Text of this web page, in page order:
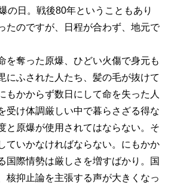
の日。戦後80年ということもあり
たのですが、日程が合わず、地元で
を奪った原爆、ひどい火傷で身元も
にふされた人たち、髪の毛が抜けて
もかからず数日にして命を失った人
受け体調厳しい中で暮らさざる得な
と原爆が使用されてはならない。そ
ていかなければならない。にもかか
国際情勢は厳しさを増すばかり。国
核抑止論を主張する声が大きくなっ